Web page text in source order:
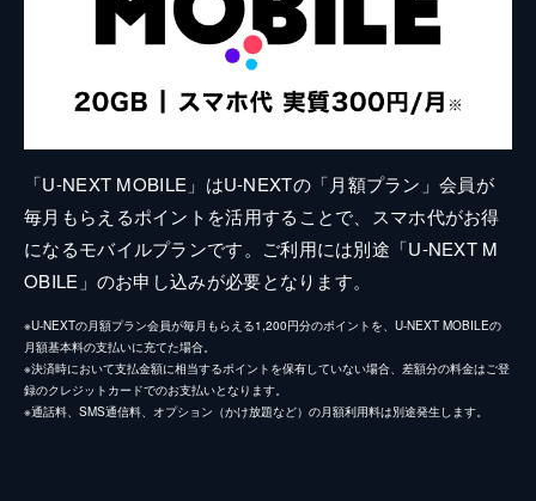
「U-NEXT MOBILE」はU-NEXTの「月額プラン」会員が
毎月もらえるポイントを活用することで、スマホ代がお得
になるモバイルプランです。ご利用には別途「U-NEXT M
OBILE」のお申し込みが必要となります。
※U-NEXTの月額プラン会員が毎月もらえる1,200円分のポイントを、U-NEXT MOBILEの
月額基本料の支払いに充てた場合。
※決済時において支払金額に相当するポイントを保有していない場合、差額分の料金はご登
録のクレジットカードでのお支払いとなります。
※通話料、SMS通信料、オプション（かけ放題など）の月額利用料は別途発生します。